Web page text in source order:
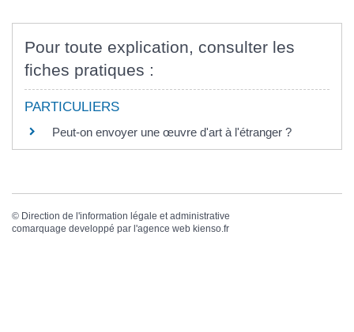
Pour toute explication, consulter les
fiches pratiques :
PARTICULIERS
Peut-on envoyer une œuvre d'art à l'étranger ?
© Direction de l'information légale et administrative
comarquage developpé par l'agence web kienso.fr